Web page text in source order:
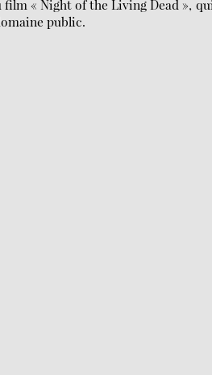
« Night of the Living Dead »,
public.